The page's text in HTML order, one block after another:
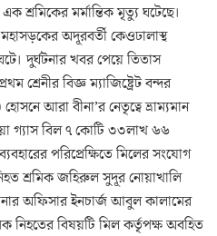
মর্মান্তিক মৃত্যু ঘটেছে।
অদূরবর্তী কেওঢালাস্থ
দুর্ঘটনার খবর পেয়ে তিতাস
শ্রেনীর বিজ্ঞ ম্যাজিষ্ট্রেট বন্দর
আরা বীনা’র নেতৃত্বে ভ্রাম্যমান
গ্যাস বিল ৭ কোটি ৩৩লাখ ৬৬
পরিপ্রেক্ষিতে মিলের সংযোগ
শ্রমিক জহিরুল সুদূর নোয়াখালি
অফিসার ইনচার্জ আবুল কালামের
নিহতের বিষয়টি মিল কর্তৃপক্ষ অবহিত